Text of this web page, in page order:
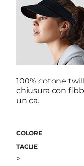
100% cotone
chiusura con
unica.
COLORE
TAGLIE
>